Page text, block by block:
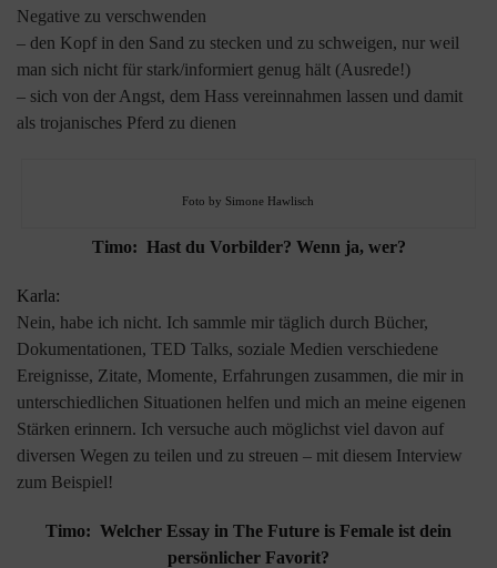
Negative zu verschwenden
– den Kopf in den Sand zu stecken und zu schweigen, nur weil
man sich nicht für stark/informiert genug hält (Ausrede!)
– sich von der Angst, dem Hass vereinnahmen lassen und damit
als trojanisches Pferd zu dienen
Foto by Simone Hawlisch
Timo: Hast du Vorbilder? Wenn ja, wer?
Karla:
Nein, habe ich nicht. Ich sammle mir täglich durch Bücher,
Dokumentationen, TED Talks, soziale Medien verschiedene
Ereignisse, Zitate, Momente, Erfahrungen zusammen, die mir in
unterschiedlichen Situationen helfen und mich an meine eigenen
Stärken erinnern. Ich versuche auch möglichst viel davon auf
diversen Wegen zu teilen und zu streuen – mit diesem Interview
zum Beispiel!
Timo: Welcher Essay in The Future is Female ist dein
persönlicher Favorit?